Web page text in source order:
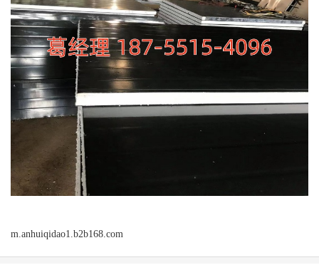
m.anhuiqidao1.b2b168.com